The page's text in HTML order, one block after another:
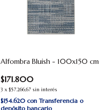
Alfombra Bluish - 100x150 cm
$171.800
3 x $57.266,67 sin interés
$154.620 con Transferencia o
depósito bancario